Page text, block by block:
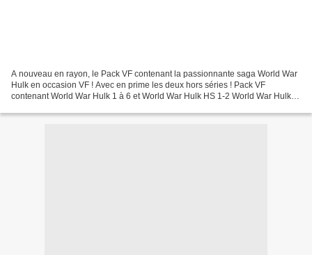
A nouveau en rayon, le Pack VF contenant la passionnante saga World War
Hulk en occasion VF ! Avec en prime les deux hors séries ! Pack VF
contenant World War Hulk 1 à 6 et World War Hulk HS 1-2 World War Hulk 1,